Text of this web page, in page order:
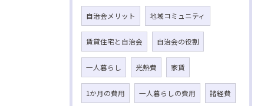
自治会メリット 地域コミュニティ
賃貸住宅と自治会 自治会の役割
一人暮らし 光熱費 家賃
1か月の費用 一人暮らしの費用 諸経費